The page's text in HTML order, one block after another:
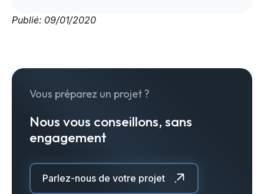
Publié: 09/01/2020
Vous préparez un projet ?
Nous vous conseillons, sans
engagement
Parlez-nous de votre projet